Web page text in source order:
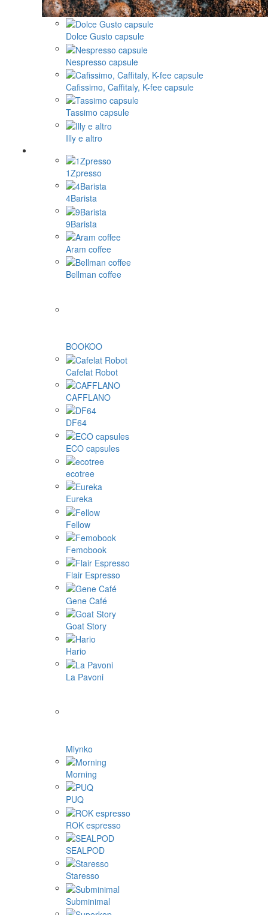
Dolce Gusto capsule
Nespresso capsule
Cafissimo, Caffitaly, K-fee capsule
Tassimo capsule
Illy e altro
1Zpresso
4Barista
9Barista
Aram coffee
Bellman coffee
BOOKOO
Cafelat Robot
CAFFLANO
DF64
ECO capsules
ecotree
Eureka
Fellow
Femobook
Flair Espresso
Gene Café
Goat Story
Hario
La Pavoni
Mlynko
Morning
PUQ
ROK espresso
SEALPOD
Staresso
Subminimal